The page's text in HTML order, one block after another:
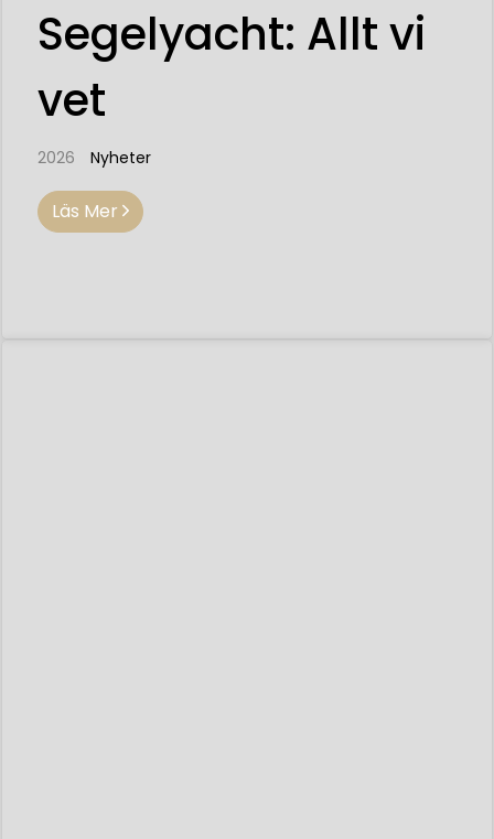
Segelyacht: Allt vi
vet
2026 Nyheter
Läs Mer